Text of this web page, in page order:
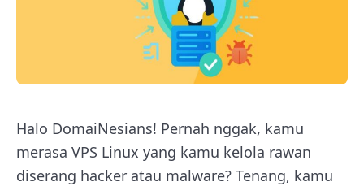
Halo DomaiNesians! Pernah nggak, kamu
merasa VPS Linux yang kamu kelola rawan
diserang hacker atau malware? Tenang, kamu